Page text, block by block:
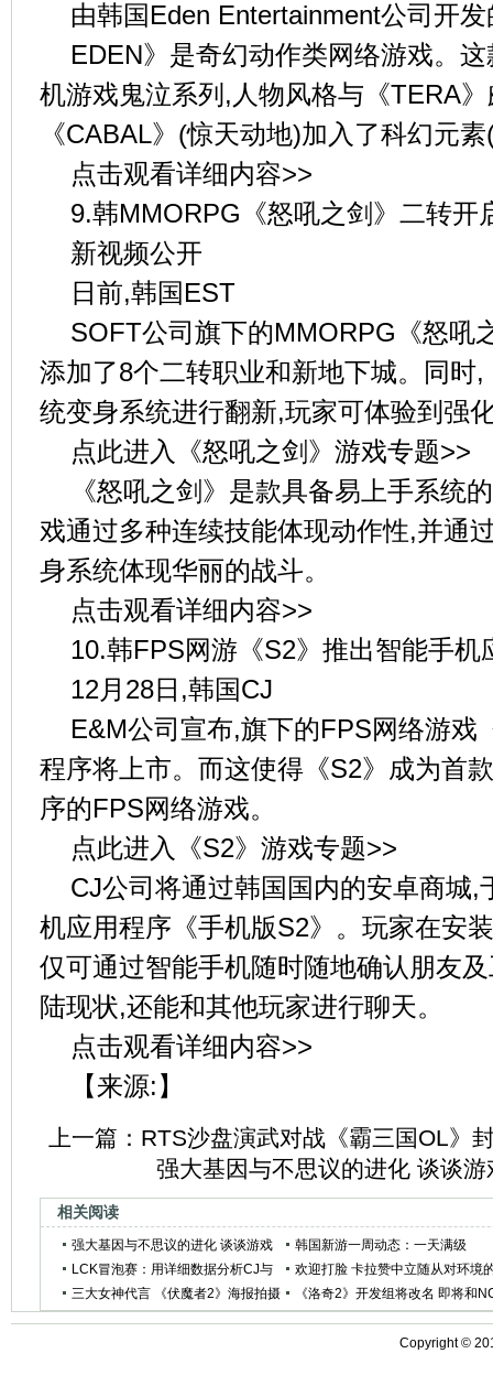
由韩国Eden Entertainment公司开
EDEN》是奇幻动作类网络游戏。
机游戏鬼泣系列,人物风格与《TERA
《CABAL》(惊天动地)加入了科幻元
点击观看详细内容>>
9.韩MMORPG《怒吼之剑》二转开
新视频公开
日前,韩国EST
SOFT公司旗下的MMORPG《怒吼
添加了8个二转职业和新地下城。同时
统变身系统进行翻新,玩家可体验到强
点此进入《怒吼之剑》游戏专题>>
《怒吼之剑》是款具备易上手系统
戏通过多种连续技能体现动作性,并通
身系统体现华丽的战斗。
点击观看详细内容>>
10.韩FPS网游《S2》推出智能手机
12月28日,韩国CJ
E&M公司宣布,旗下的FPS网络游戏
程序将上市。而这使得《S2》成为首
序的FPS网络游戏。
点此进入《S2》游戏专题>>
CJ公司将通过韩国国内的安卓商城,
机应用程序《手机版S2》。玩家在安
仅可通过智能手机随时随地确认朋友
陆现状,还能和其他玩家进行聊天。
点击观看详细内容>>
【来源:】
上一篇： RTS沙盘演武对战《霸三国OL》
强大基因与不思议的进化 谈谈
相关阅读
强大基因与不思议的进化 谈谈游戏
中的外星人
韩国新游一周动态：一天满级
MMORPG压测
LCK冒泡赛：用详细数据分析CJ与
KOO中单
欢迎打脸 卡拉赞中立随从对环境
影响
三大女神代言 《伏魔者2》海报拍摄
《洛奇2》开发组将改名 即将和
Copyright ©